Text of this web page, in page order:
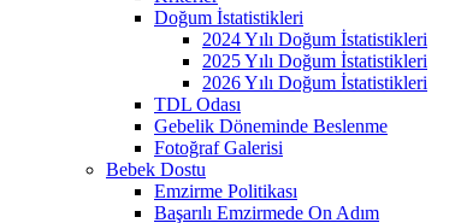
Doğum İstatistikleri
2024 Yılı Doğum İstatistikleri
2025 Yılı Doğum İstatistikleri
2026 Yılı Doğum İstatistikleri
TDL Odası
Gebelik Döneminde Beslenme
Fotoğraf Galerisi
Bebek Dostu
Emzirme Politikası
Başarılı Emzirmede On Adım